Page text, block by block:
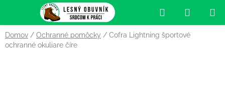
obsah
Hľadať
KOŠÍK
Domov / Ochranné pomôcky / Cofra Lightning športové
ochranné okuliare číre